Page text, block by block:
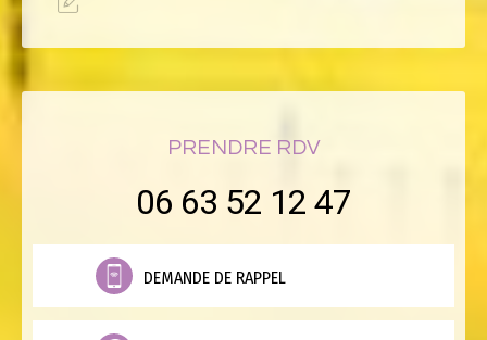
PRENDRE RDV
06 63 52 12 47
DEMANDE DE RAPPEL